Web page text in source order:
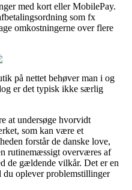
med kort eller MobilePay.
som fx
omkostningerne over flere
på nettet behøver man i og
er det typisk ikke særlig
at undersøge hvorvidt
som kan være et
forstår de danske love,
rutinemæssigt overværes af
de gældende vilkår. Det er en
oplever problemstillinger